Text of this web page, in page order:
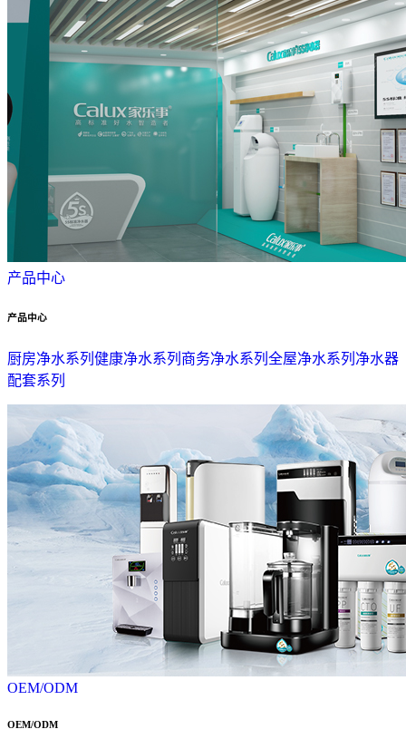
产品中心
产品中心
厨房净水系列 健康净水系列 商务净水系列 全屋净水系列 净水器
配套系列
OEM/ODM
OEM/ODM